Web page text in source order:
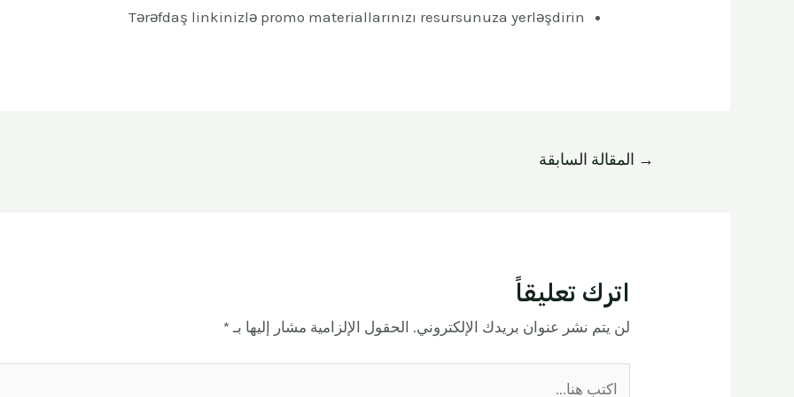
Tərəfdaş linkinizlə promo materiallarınızı resursunuza yerləşdirin
→ المقالة السابقة
اترك تعليقاً
لن يتم نشر عنوان بريدك الإلكتروني. الحقول الإلزامية مشار إليها بـ *